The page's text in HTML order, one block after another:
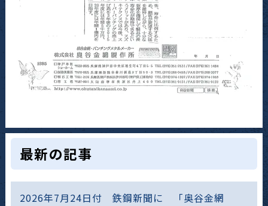
最新の記事
2026年7月24日付 鉄鋼新聞に 「奥谷金網